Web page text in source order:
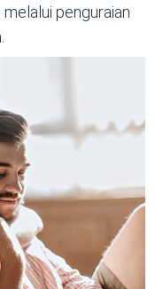
penguraian